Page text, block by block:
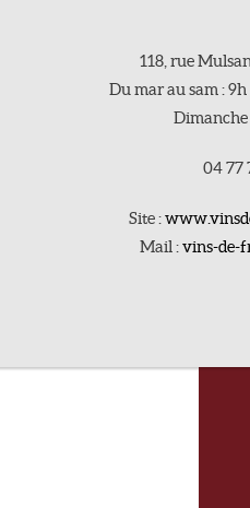
118, rue
Du mar au sam :
Dimanche
04 77
Site :
Mail :vins-de-